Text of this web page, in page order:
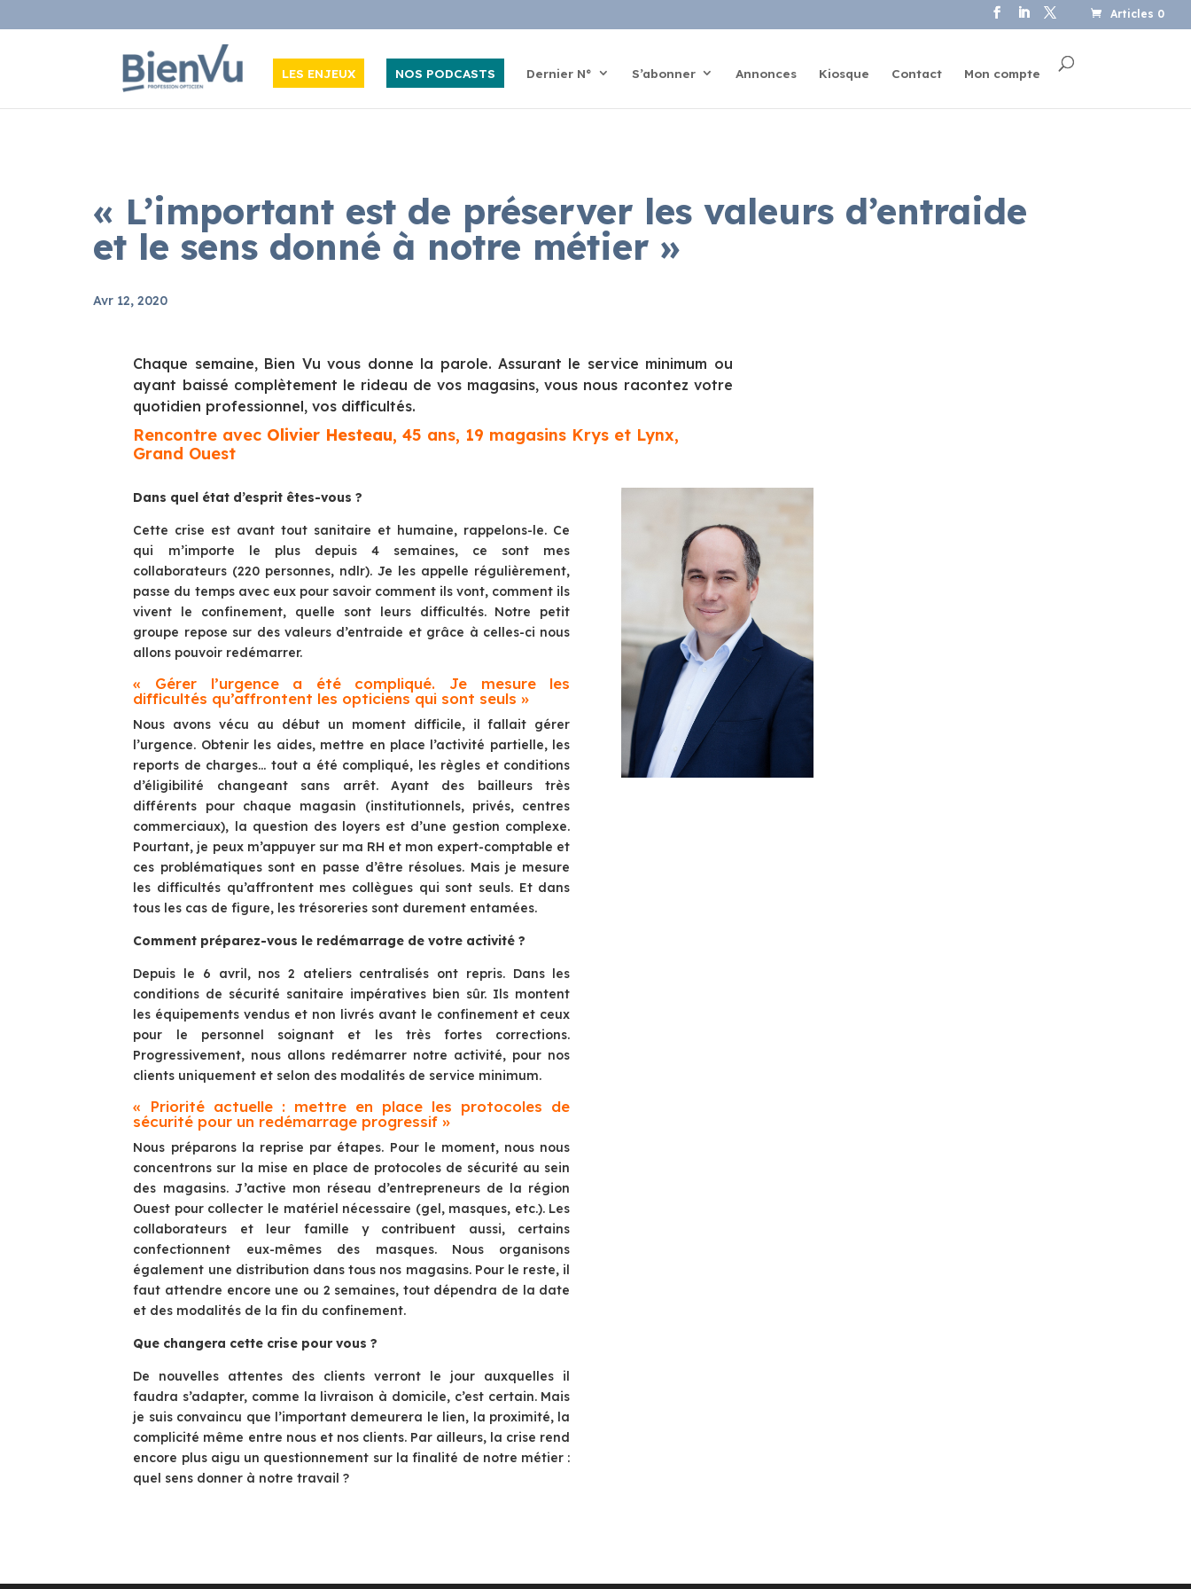
Articles 0
LES ENJEUX NOS PODCASTS Dernier N° S’abonner Annonces Kiosque Contact Mon compte
« L’important est de préserver les valeurs d’entraide
et le sens donné à notre métier »
Avr 12, 2020
Chaque semaine, Bien Vu vous donne la parole. Assurant le service minimum ou
ayant baissé complètement le rideau de vos magasins, vous nous racontez votre
quotidien professionnel, vos difficultés.
Rencontre avec Olivier Hesteau, 45 ans, 19 magasins Krys et Lynx,
Grand Ouest
Dans quel état d’esprit êtes-vous ?
Cette crise est avant tout sanitaire et humaine, rappelons-le. Ce
qui m’importe le plus depuis 4 semaines, ce sont mes
collaborateurs (220 personnes, ndlr). Je les appelle régulièrement,
passe du temps avec eux pour savoir comment ils vont, comment ils
vivent le confinement, quelle sont leurs difficultés. Notre petit
groupe repose sur des valeurs d’entraide et grâce à celles-ci nous
allons pouvoir redémarrer.
« Gérer l’urgence a été compliqué. Je mesure les
difficultés qu’affrontent les opticiens qui sont seuls »
Nous avons vécu au début un moment difficile, il fallait gérer
l’urgence. Obtenir les aides, mettre en place l’activité partielle, les
reports de charges… tout a été compliqué, les règles et conditions
d’éligibilité changeant sans arrêt. Ayant des bailleurs très
différents pour chaque magasin (institutionnels, privés, centres
commerciaux), la question des loyers est d’une gestion complexe.
Pourtant, je peux m’appuyer sur ma RH et mon expert-comptable et
ces problématiques sont en passe d’être résolues. Mais je mesure
les difficultés qu’affrontent mes collègues qui sont seuls. Et dans
tous les cas de figure, les trésoreries sont durement entamées.
Comment préparez-vous le redémarrage de votre activité ?
Depuis le 6 avril, nos 2 ateliers centralisés ont repris. Dans les
conditions de sécurité sanitaire impératives bien sûr. Ils montent
les équipements vendus et non livrés avant le confinement et ceux
pour le personnel soignant et les très fortes corrections.
Progressivement, nous allons redémarrer notre activité, pour nos
clients uniquement et selon des modalités de service minimum.
« Priorité actuelle : mettre en place les protocoles de
sécurité pour un redémarrage progressif »
Nous préparons la reprise par étapes. Pour le moment, nous nous
concentrons sur la mise en place de protocoles de sécurité au sein
des magasins. J’active mon réseau d’entrepreneurs de la région
Ouest pour collecter le matériel nécessaire (gel, masques, etc.). Les
collaborateurs et leur famille y contribuent aussi, certains
confectionnent eux-mêmes des masques. Nous organisons
également une distribution dans tous nos magasins. Pour le reste, il
faut attendre encore une ou 2 semaines, tout dépendra de la date
et des modalités de la fin du confinement.
Que changera cette crise pour vous ?
De nouvelles attentes des clients verront le jour auxquelles il
faudra s’adapter, comme la livraison à domicile, c’est certain. Mais
je suis convaincu que l’important demeurera le lien, la proximité, la
complicité même entre nous et nos clients. Par ailleurs, la crise rend
encore plus aigu un questionnement sur la finalité de notre métier :
quel sens donner à notre travail ?